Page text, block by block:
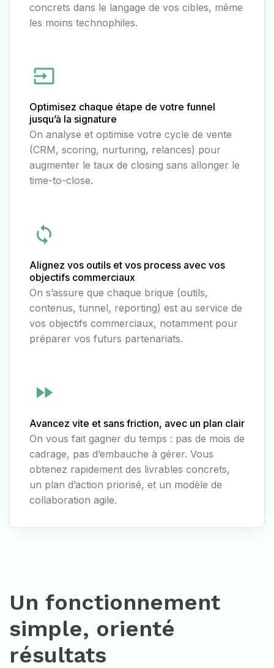
concrets dans le langage de vos cibles, même
les moins technophiles.
Optimisez chaque étape de votre funnel
jusqu’à la signature
On analyse et optimise votre cycle de vente
(CRM, scoring, nurturing, relances) pour
augmenter le taux de closing sans allonger le
time-to-close.
Alignez vos outils et vos process avec vos
objectifs commerciaux
On s’assure que chaque brique (outils,
contenus, tunnel, reporting) est au service de
vos objectifs commerciaux, notamment pour
préparer vos futurs partenariats.
Avancez vite et sans friction, avec un plan clair
On vous fait gagner du temps : pas de mois de
cadrage, pas d’embauche à gérer. Vous
obtenez rapidement des livrables concrets,
un plan d’action priorisé, et un modèle de
collaboration agile.
Un fonctionnement
simple, orienté
résultats